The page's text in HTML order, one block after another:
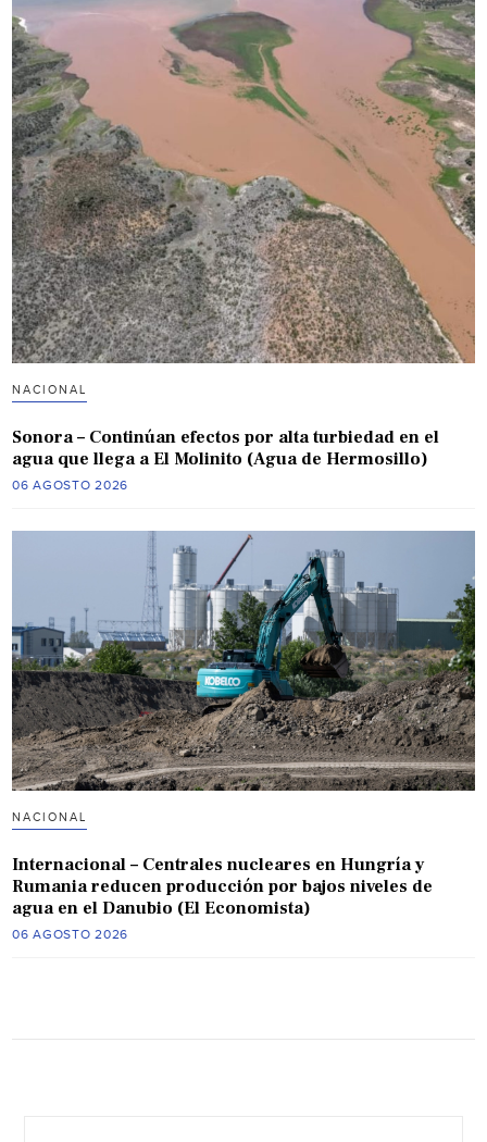
NACIONAL
Sonora – Continúan efectos por alta turbiedad en el
agua que llega a El Molinito (Agua de Hermosillo)
06 AGOSTO 2026
NACIONAL
Internacional – Centrales nucleares en Hungría y
Rumania reducen producción por bajos niveles de
agua en el Danubio (El Economista)
06 AGOSTO 2026